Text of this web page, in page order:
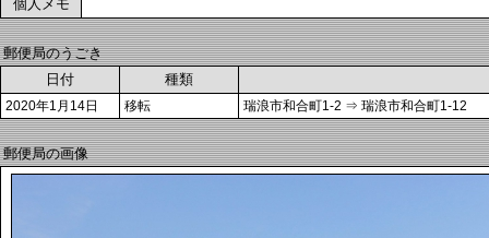
個人メモ
郵便局のうごき
日付
種類
2020年1月14日 移転 瑞浪市和合町1-2 ⇒ 瑞浪市和合町1-12
郵便局の画像